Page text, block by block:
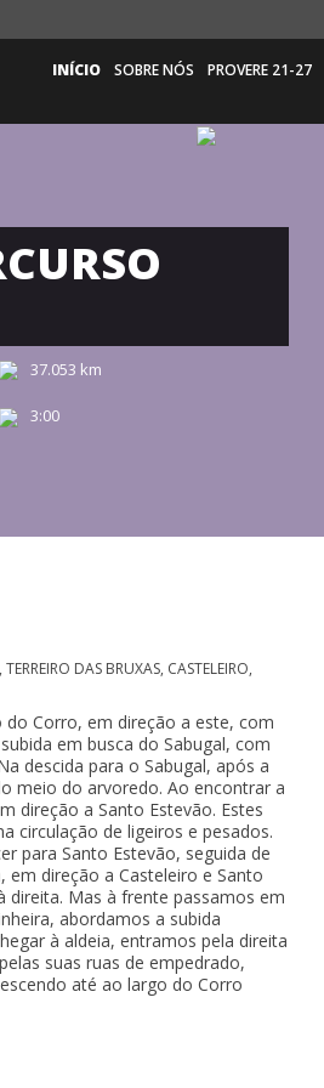
INÍCIO SOBRE NÓS PROVERE 21-27
37.053 km
3:00
DAS BRUXAS, CASTELEIRO,
do Corro, em direção a este, com
em busca do Sabugal, com
descida para o Sabugal, após a
meio do arvoredo. Ao encontrar a
direção a Santo Estevão. Estes
circulação de ligeiros e pesados.
para Santo Estevão, seguida de
em direção a Casteleiro e Santo
Mas à frente passamos em
abordamos a subida
à aldeia, entramos pela direita
suas ruas de empedrado,
até ao largo do Corro